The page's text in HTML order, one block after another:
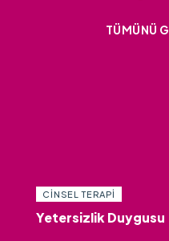
TÜMÜNÜ
CINSEL TERAPI
Yetersizlik Duygusu